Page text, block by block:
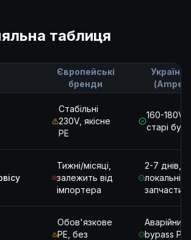
таблиця
Європейські
бренди
Стабільні
230V, якісне
PE
160-180V,
старі
Тижні/місяці,
залежить від
імпортера
2-7 днів,
локальні
Обов'язкове
PE, без
Аварійний
bypass PE